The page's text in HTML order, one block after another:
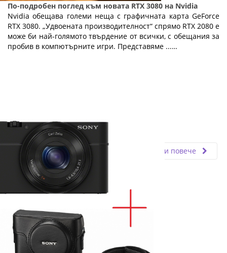
По-подробен поглед към новата RTX 3080 на Nvidia
Nvidia обещава големи неща с графичната карта GeForce
RTX 3080. „Удвоената производителност“ спрямо RTX 2080 е
може би най-голямото твърдение от всички, с обещания за
пробив в компютърните игри. Представяме ...…
11.09.2020
Fly.bg
Прочети повече